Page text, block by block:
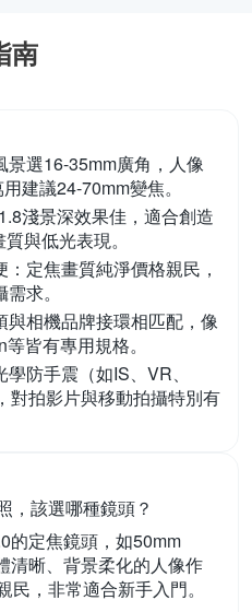
南
景選16-35mm廣角，人像
建議24-70mm變焦。
淺景深效果佳，適合創造
與低光表現。
定焦畫質純淨價格親民，
求。
與相機品牌接環相匹配，像
皆有專用規格。
學防手震（如IS、VR、
對拍影片與移動拍攝特別有
，該選哪種鏡頭？
的定焦鏡頭，如50mm
清晰、背景柔化的人像作
，非常適合新手入門。